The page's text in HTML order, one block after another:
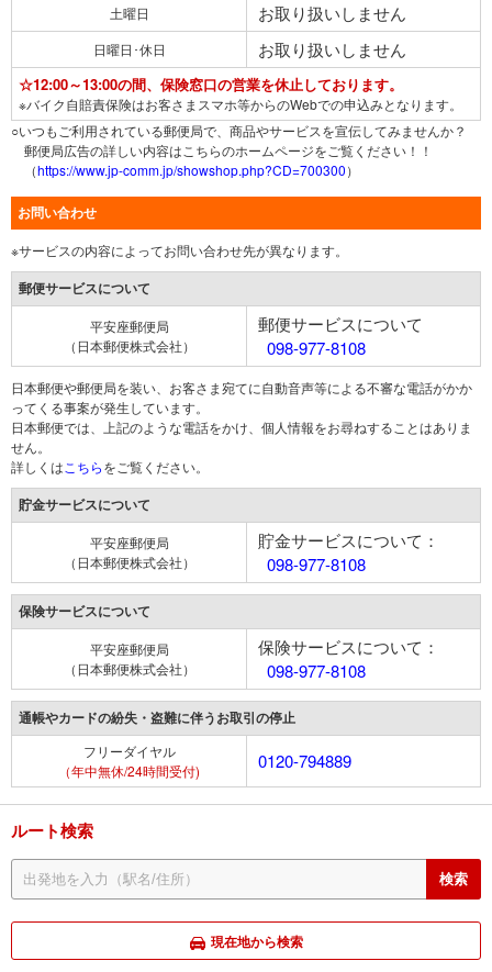
土曜日 お取り扱いしません
日曜日･休日 お取り扱いしません
☆12:00～13:00の間、保険窓口の営業を休止しております。
※バイク自賠責保険はお客さまスマホ等からのWebでの申込みとなります。
○いつもご利用されている郵便局で、商品やサービスを宣伝してみませんか？
郵便局広告の詳しい内容はこちらのホームページをご覧ください！！
（https://www.jp-comm.jp/showshop.php?CD=700300）
お問い合わせ
※サービスの内容によってお問い合わせ先が異なります。
郵便サービスについて
平安座郵便局
（日本郵便株式会社）
郵便サービスについて
098-977-8108
日本郵便や郵便局を装い、お客さま宛てに自動音声等による不審な電話がかか
ってくる事案が発生しています。
日本郵便では、上記のような電話をかけ、個人情報をお尋ねすることはありま
せん。
詳しくは こちらをご覧ください。
貯金サービスについて
平安座郵便局
（日本郵便株式会社）
貯金サービスについて：
098-977-8108
保険サービスについて
平安座郵便局
（日本郵便株式会社）
保険サービスについて：
098-977-8108
通帳やカードの紛失・盗難に伴うお取引の停止
フリーダイヤル
（年中無休/24時間受付)
0120-794889
ルート検索
現在地から検索